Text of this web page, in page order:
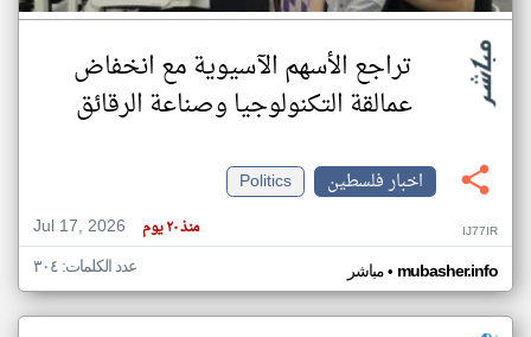
تراجع الأسهم الآسيوية مع انخفاض
عمالقة التكنولوجيا وصناعة الرقائق
اخبار فلسطين
Politics
Jul 17, 2026
منذ ٢٠ يوم IJ77IR
مباشر• mubasher.info عدد الكلمات: ٣٠٤